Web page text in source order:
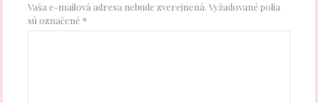
Vaša e-mailová adresa nebude zverejnená. Vyžadované polia
sú označené *